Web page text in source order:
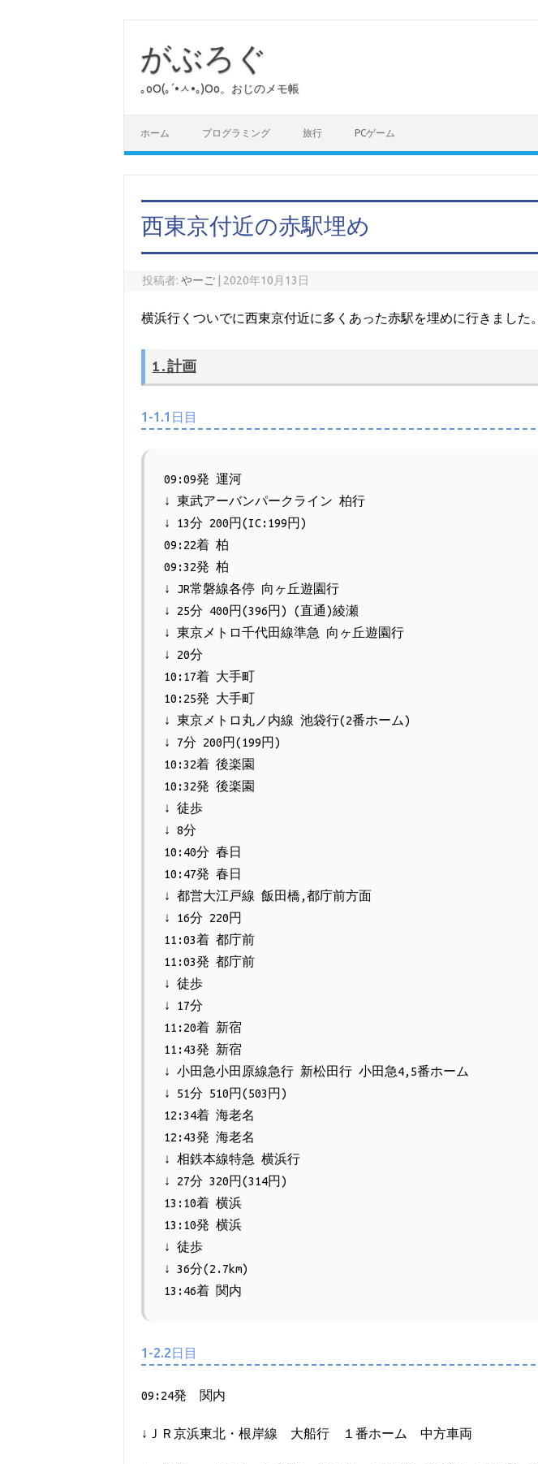
がぶろぐ
｡оО(｡´•ㅅ•｡)Оо。おじのメモ帳
ホーム プログラミング 旅行 PCゲーム
西東京付近の赤駅埋め
投稿者:やーご 2020年10月13日
横浜行くついでに西東京付近に多くあった赤駅を埋めに行きました。
1.計画
1-1.1日目
09:09発 運河
↓ 東武アーバンパークライン 柏行
↓ 13分 200円(IC:199円)
09:22着 柏
09:32発 柏
↓ JR常磐線各停 向ヶ丘遊園行
↓ 25分 400円(396円) (直通)綾瀬
↓ 東京メトロ千代田線準急 向ヶ丘遊園行
↓ 20分
10:17着 大手町
10:25発 大手町
↓ 東京メトロ丸ノ内線 池袋行(2番ホーム)
↓ 7分 200円(199円)
10:32着 後楽園
10:32発 後楽園
↓ 徒歩
↓ 8分
10:40分 春日
10:47発 春日
↓ 都営大江戸線 飯田橋,都庁前方面
↓ 16分 220円
11:03着 都庁前
11:03発 都庁前
↓ 徒歩
↓ 17分
11:20着 新宿
11:43発 新宿
↓ 小田急小田原線急行 新松田行 小田急4,5番ホーム
↓ 51分 510円(503円)
12:34着 海老名
12:43発 海老名
↓ 相鉄本線特急 横浜行
↓ 27分 320円(314円)
13:10着 横浜
13:10発 横浜
↓ 徒歩
↓ 36分(2.7km)
13:46着 関内
1-2.2日目
09:24発 関内
↓ＪＲ京浜東北・根岸線 大船行 １番ホーム 中方車両